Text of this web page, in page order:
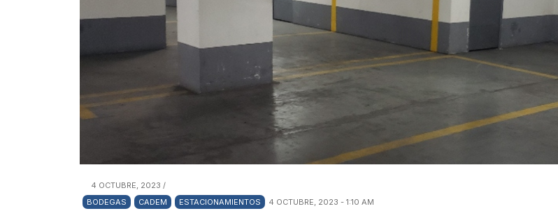
4 OCTUBRE, 2023 /
BODEGAS
CADEM ESTACIONAMIENTOS 4 OCTUBRE, 2023 - 1:10 AM